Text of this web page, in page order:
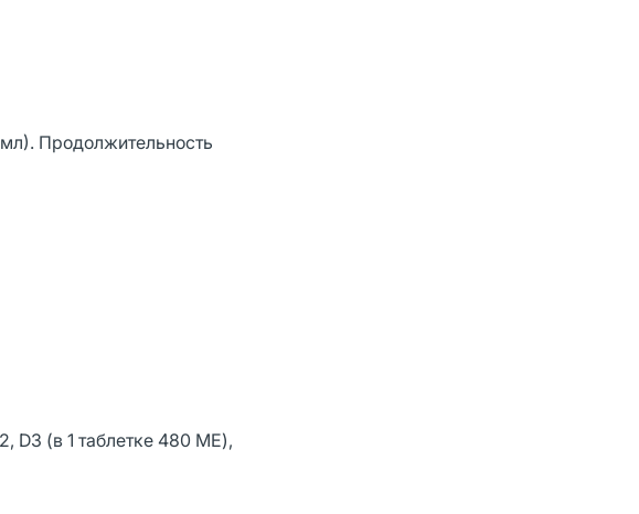
Продолжительность
D3 (в 1 таблетке 480 МЕ),